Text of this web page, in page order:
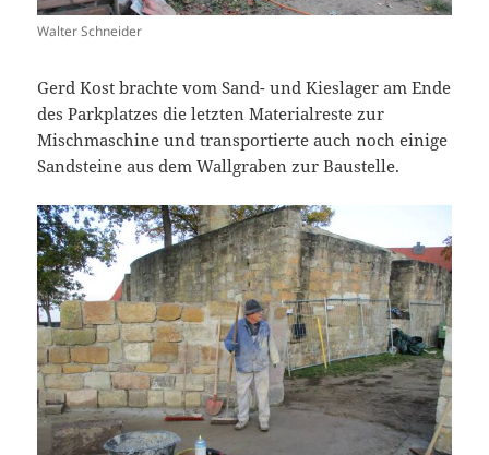
Walter Schneider
Gerd Kost brachte vom Sand- und Kieslager am Ende
des Parkplatzes die letzten Materialreste zur
Mischmaschine und transportierte auch noch einige
Sandsteine aus dem Wallgraben zur Baustelle.